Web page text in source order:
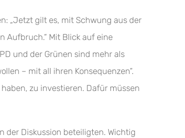
„Jetzt gilt es, mit Schwung aus der
Aufbruch.“ Mit Blick auf eine
und der Grünen sind mehr als
– mit all ihren Konsequenzen“.
zu investieren. Dafür müssen
der Diskussion beteiligten. Wichtig